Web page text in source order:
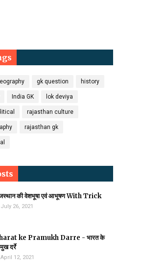
gk question history
India GK lok deviya
rajasthan culture
rajasthan gk
की वेशभूषा एवं आभूषण With Trick
July 26, 2021
ke Pramukh Darre - भारत के
दर्रे
April 12, 2021